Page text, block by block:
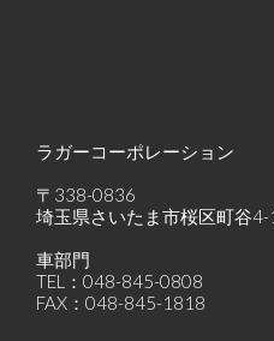
ラガーコーポレーション
〒338-0836
埼玉県さいたま市桜区町谷4-
車部門
TEL：048-845-0808
FAX：048-845-1818